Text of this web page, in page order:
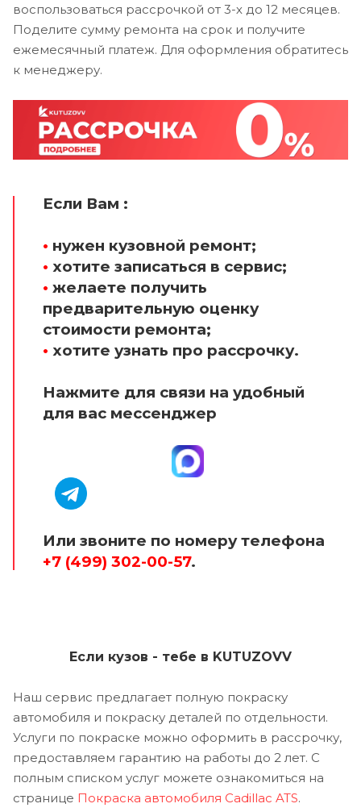
воспользоваться рассрочкой от 3-х до 12 месяцев.
Поделите сумму ремонта на срок и получите
ежемесячный платеж. Для оформления обратитесь
к менеджеру.
Если Вам :
• нужен кузовной ремонт;
• хотите записаться в сервис;
• желаете получить
предварительную оценку
стоимости ремонта;
• хотите узнать про рассрочку.
Нажмите для связи на удобный
для вас мессенджер
Или звоните по номеру телефона
+7 (499) 302-00-57.
Если кузов - тебе в KUTUZOVV
Наш сервис предлагает полную покраску
автомобиля и покраску деталей по отдельности.
Услуги по покраске можно оформить в рассрочку,
предоставляем гарантию на работы до 2 лет. С
полным списком услуг можете ознакомиться на
странице Покраска автомобиля Cadillac ATS.